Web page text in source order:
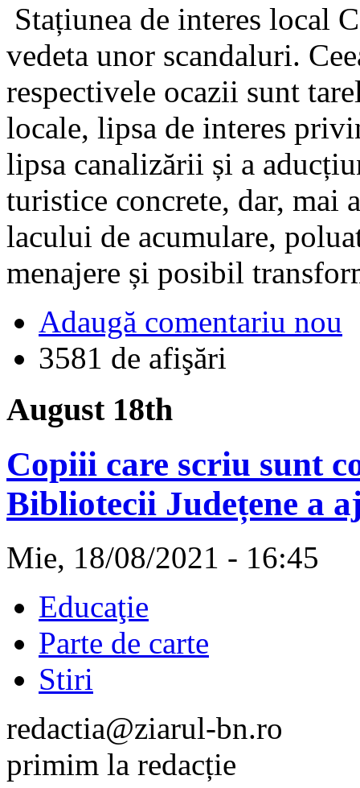
Stațiunea de interes local
vedeta unor scandaluri.
respectivele ocazii sunt
locale, lipsa de interes
lipsa canalizării și a
turistice concrete, dar, mai
lacului de acumulare,
menajere și posibil
Adaugă comentariu nou
3581 de afişări
August 18th
Copiii care scriu sunt
Bibliotecii Județene a
Mie, 18/08/2021 - 16:45
Educaţie
Parte de carte
Stiri
redactia@ziarul-bn.ro
primim la redacție